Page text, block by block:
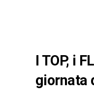
I TOP, i
giornata